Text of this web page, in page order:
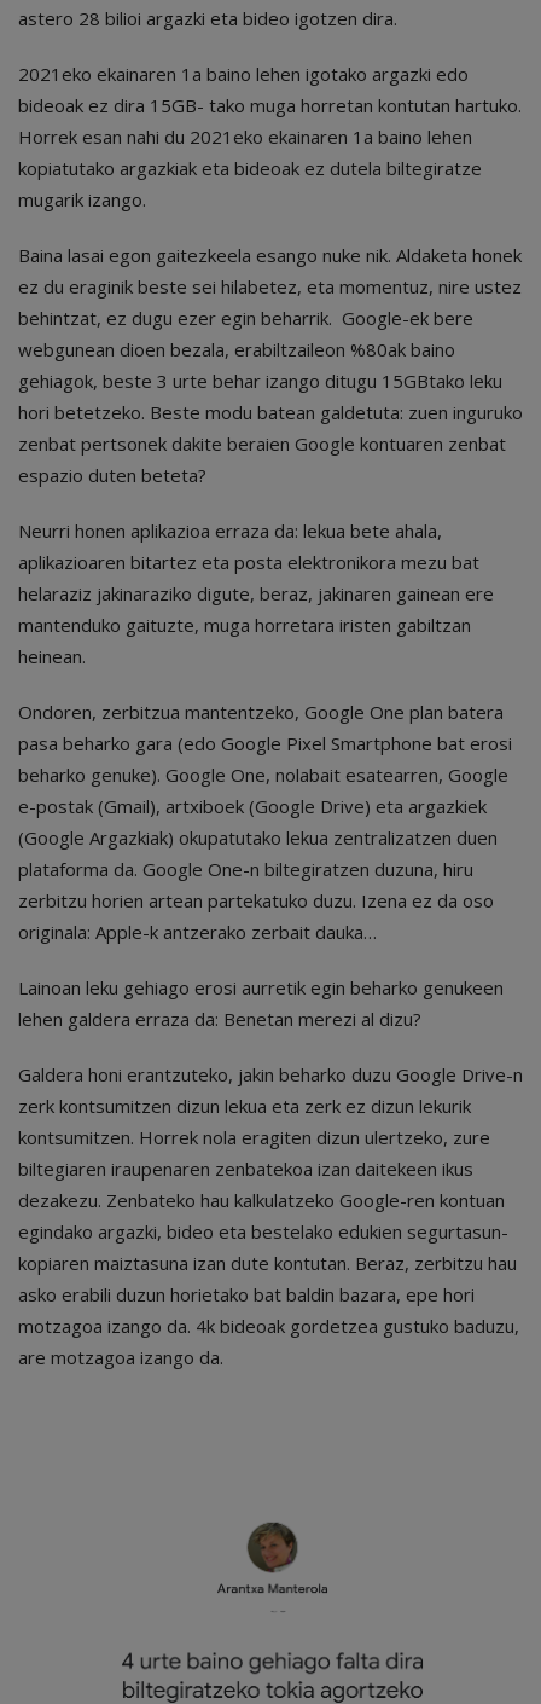
astero 28 bilioi argazki eta bideo igotzen dira.
2021eko ekainaren 1a baino lehen igotako argazki edo
bideoak ez dira 15GB- tako muga horretan kontutan hartuko.
Horrek esan nahi du 2021eko ekainaren 1a baino lehen
kopiatutako argazkiak eta bideoak ez dutela biltegiratze
mugarik izango.
Baina lasai egon gaitezkeela esango nuke nik. Aldaketa honek
ez du eraginik beste sei hilabetez, eta momentuz, nire ustez
behintzat, ez dugu ezer egin beharrik. Google-ek bere
webgunean dioen bezala, erabiltzaileon %80ak baino
gehiagok, beste 3 urte behar izango ditugu 15GBtako leku
hori betetzeko. Beste modu batean galdetuta: zuen inguruko
zenbat pertsonek dakite beraien Google kontuaren zenbat
espazio duten beteta?
Neurri honen aplikazioa erraza da: lekua bete ahala,
aplikazioaren bitartez eta posta elektronikora mezu bat
helaraziz jakinaraziko digute, beraz, jakinaren gainean ere
mantenduko gaituzte, muga horretara iristen gabiltzan
heinean.
Ondoren, zerbitzua mantentzeko, Google One plan batera
pasa beharko gara (edo Google Pixel Smartphone bat erosi
beharko genuke). Google One, nolabait esatearren, Google
e-postak (Gmail), artxiboek (Google Drive) eta argazkiek
(Google Argazkiak) okupatutako lekua zentralizatzen duen
plataforma da. Google One-n biltegiratzen duzuna, hiru
zerbitzu horien artean partekatuko duzu. Izena ez da oso
originala: Apple-k antzerako zerbait dauka…
Lainoan leku gehiago erosi aurretik egin beharko genukeen
lehen galdera erraza da: Benetan merezi al dizu?
Galdera honi erantzuteko, jakin beharko duzu Google Drive-n
zerk kontsumitzen dizun lekua eta zerk ez dizun lekurik
kontsumitzen. Horrek nola eragiten dizun ulertzeko, zure
biltegiaren iraupenaren zenbatekoa izan daitekeen ikus
dezakezu. Zenbateko hau kalkulatzeko Google-ren kontuan
egindako argazki, bideo eta bestelako edukien segurtasun-
kopiaren maiztasuna izan dute kontutan. Beraz, zerbitzu hau
asko erabili duzun horietako bat baldin bazara, epe hori
motzagoa izango da. 4k bideoak gordetzea gustuko baduzu,
are motzagoa izango da.